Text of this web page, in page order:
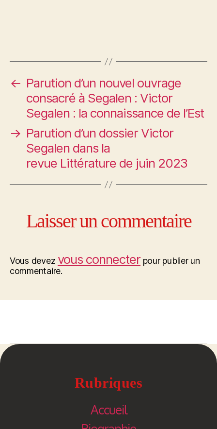
← Parution d’un nouvel ouvrage
consacré à Segalen : Victor
Segalen : la connaissance de l’Est
→ Parution d’un dossier Victor
Segalen dans la
revue Littérature de juin 2023
Laisser un commentaire
Vous devez vous connecterpour publier un
commentaire.
Rubriques
Accueil